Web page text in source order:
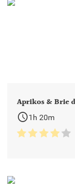
Aprikos & Brie
schedule1h 20m